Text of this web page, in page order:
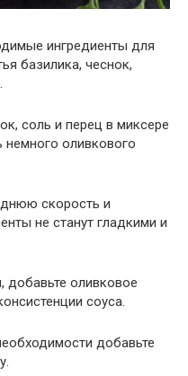
ингредиенты для
базилика, чеснок,
соль и перец в миксере
оливкового
скорость и
не станут гладкими и
добавьте оливковое
соуса.
добавьте